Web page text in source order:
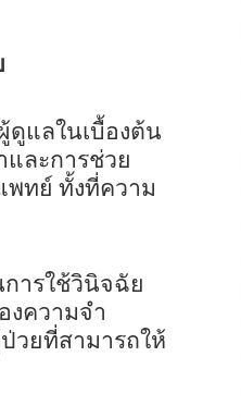
ดูแลในเบื้องต้น
และการช่วย
พทย์ ทั้งที่ความ
ารใช้วินิจฉัย
งความจำ
วยที่สามารถให้